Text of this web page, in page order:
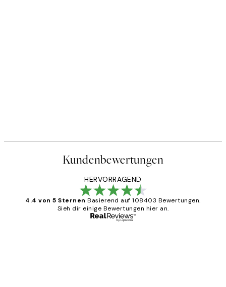
Kundenbewertungen
HERVORRAGEND
4.4 von 5 Sternen Basierend auf 108403 Bewertungen.
Sieh dir einige Bewertungen hier an.